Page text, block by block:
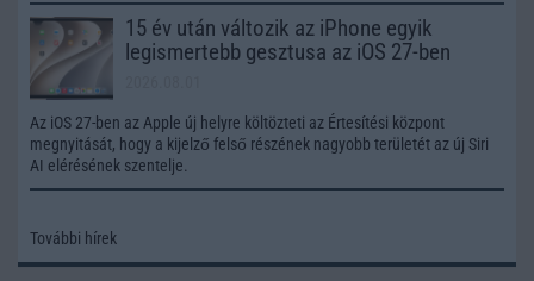
15 év után változik az iPhone egyik
legismertebb gesztusa az iOS 27-ben
Az iOS 27-ben az Apple új helyre költözteti az Értesítési központ
megnyitását, hogy a kijelző felső részének nagyobb területét az új Siri
AI elérésének szentelje.
További hírek